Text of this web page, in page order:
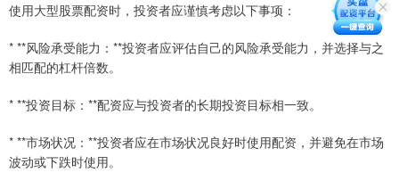
使用大型股票配资时，投资者应谨慎考虑以下事项：
* **风险承受能力：**投资者应评估自己的风险承受能力，并选择与之
相匹配的杠杆倍数。
* **投资目标：**配资应与投资者的长期投资目标相一致。
* **市场状况：**投资者应在市场状况良好时使用配资，并避免在市场
波动或下跌时使用。